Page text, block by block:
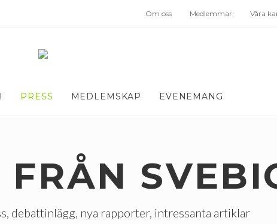
Om oss Medlemmar Våra
PRESS MEDLEMSKAP EVENEMANG
debattinlägg, nya rapporter, intressanta artiklar